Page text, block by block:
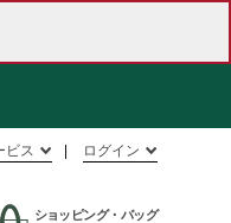
ビス ログイン
ショッピング・バッグ